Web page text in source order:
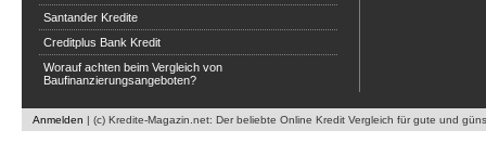
Santander Kredite
Creditplus Bank Kredit
Worauf achten beim Vergleich von
Baufinanzierungsangeboten?
Anmelden | (c) Kredite-Magazin.net: Der beliebte Online Kredit Vergleich für gute und